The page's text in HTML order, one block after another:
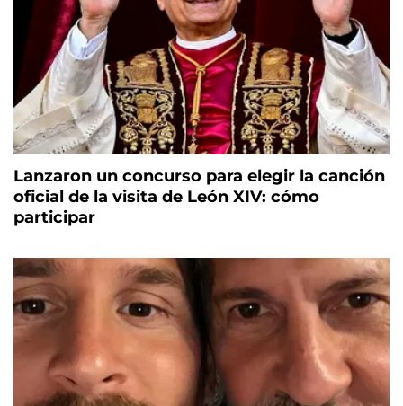
Lanzaron un concurso para elegir la canción
oficial de la visita de León XIV: cómo
participar